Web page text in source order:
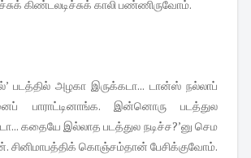
கிண்டலடிச்சுக் காலி பண்ணிருவோம்.
படத்தில் அழகா இருக்கடா... டான்ஸ் நல்லாப்
பாராட்டினாங்க. இன்னொரு படத்துல
கதையே இல்லாத படத்துல நடிச்ச?’னு செம
சினிமாபத்திக் கொஞ்சம்தான் பேசிக்குவோம்.